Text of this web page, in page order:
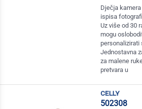
Dječja
ispisa
Uz više od 30
mogu
personalizirati
Jednostavna
za malene
pretvara u
celly
502308